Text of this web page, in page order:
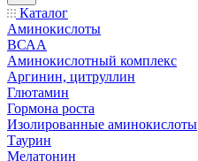
Каталог
Аминокислоты
ВСАА
Аминокислотный комплекс
Аргинин, цитруллин
Глютамин
Гормона роста
Изолированные аминокислоты
Таурин
Мелатонин